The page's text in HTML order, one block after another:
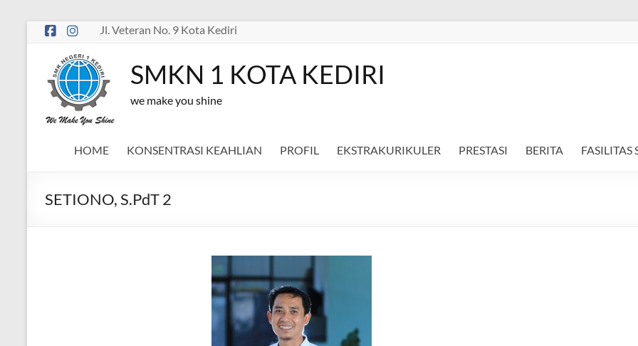
Skip
content
Jl. Veteran No. 9 Kota Kediri
SMKN 1 KOTA KEDIRI
we make you shine
HOME KONSENTRASI KEAHLIAN PROFIL EKSTRAKURIKULER PRESTASI BERITA FASILITAS
SETIONO, S.PdT 2